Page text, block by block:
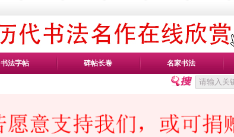
书法字帖 碑帖长卷 名家书法